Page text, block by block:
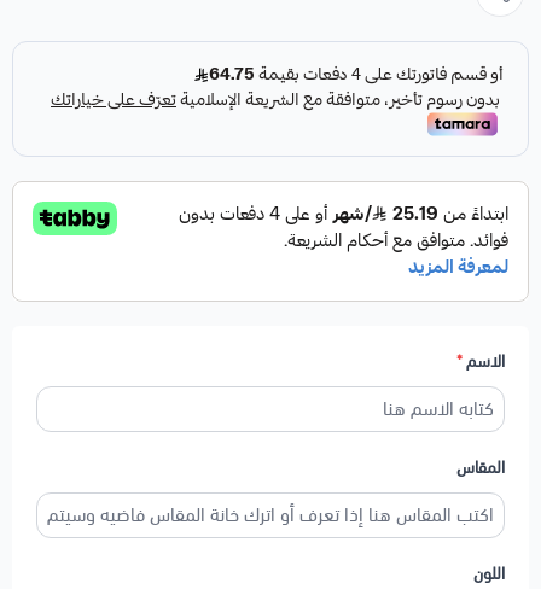
تفصيل الاسم حسب الطلب
متوفر فضه ايطالي عيار 925 لون ذهبي
متوفر جميع المقاسات
متوفر اكثر من لون للكتابه
( ذهبي - اسود - فضي - وردي - ازرق - احمر - حفر بدون لون)
الاسم*
المقاس
اللون